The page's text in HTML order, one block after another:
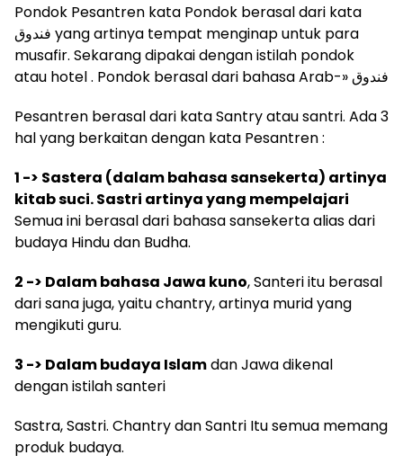
Pondok Pesantren kata Pondok berasal dari kata
فندوق yang artinya tempat menginap untuk para
musafir. Sekarang dipakai dengan istilah pondok
atau hotel . Pondok berasal dari bahasa Arab-» فندوق
Pesantren berasal dari kata Santry atau santri. Ada 3
hal yang berkaitan dengan kata Pesantren :
1 -> Sastera (dalam bahasa sansekerta) artinya
kitab suci. Sastri artinya yang mempelajari
Semua ini berasal dari bahasa sansekerta alias dari
budaya Hindu dan Budha.
2 -> Dalam bahasa Jawa kuno, Santeri itu berasal
dari sana juga, yaitu chantry, artinya murid yang
mengikuti guru.
3 -> Dalam budaya Islamdan Jawa dikenal
dengan istilah santeri
Sastra, Sastri. Chantry dan Santri Itu semua memang
produk budaya.